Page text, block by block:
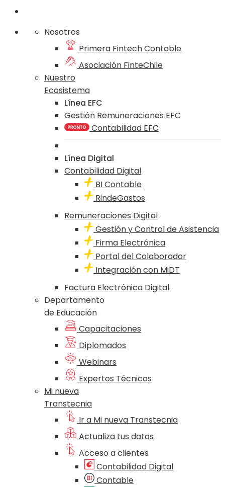
Nosotros
Primera Fintech Contable
Asociación FinteChile
Nuestro
Ecosistema
Línea EFC
Gestión Remuneraciones EFC
Contabilidad EFC
Línea Digital
Contabilidad Digital
BI Contable
RindeGastos
Remuneraciones Digital
Gestión y Control de Asistencia
Firma Electrónica
Portal del Colaborador
Integración con MiDT
Factura Electrónica Digital
Departamento
de Educación
Capacitaciones
Diplomados
Webinars
Expertos Técnicos
Mi nueva
Transtecnia
Ir a Mi nueva Transtecnia
Actualiza tus datos
Acceso a clientes
Contabilidad Digital
Contable